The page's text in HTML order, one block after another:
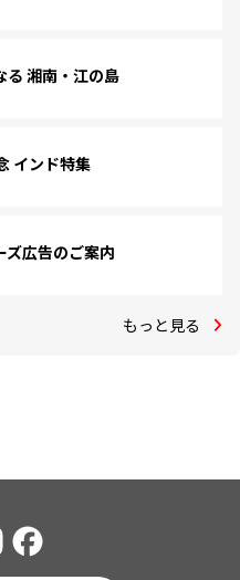
る 湘南・江の島
インド特集
ズ広告のご案内
もっと見る